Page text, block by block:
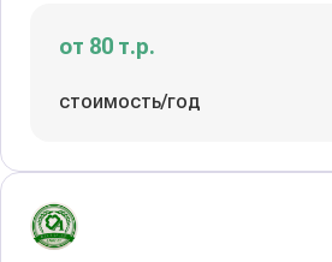
от 80 т.р.
стоимость/год